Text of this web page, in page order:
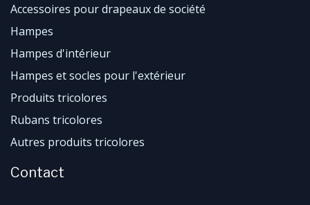
Accessoires pour drapeaux de société
Hampes
Hampes d'intérieur
Hampes et socles pour l'extérieur
Produits tricolores
Rubans tricolores
Autres produits tricolores
Contact